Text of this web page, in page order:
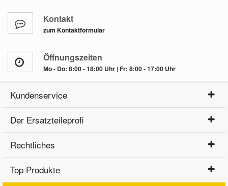
Kontakt
zum Kontaktformular
Öffnungszeiten
Mo - Do: 8:00 - 18:00 Uhr | Fr: 8:00 - 17:00 Uhr
Kundenservice
Der Ersatzteileprofi
Rechtliches
Top Produkte